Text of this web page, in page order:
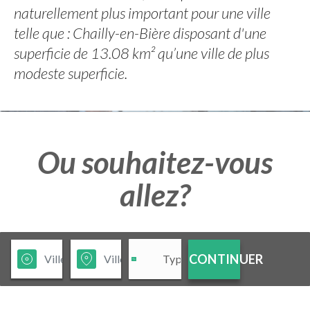
naturellement plus important pour une ville
telle que : Chailly-en-Bière disposant d'une
superficie de 13.08 km² qu’une ville de plus
modeste superficie.
Ou souhaitez-vous
allez?
CONTINUER